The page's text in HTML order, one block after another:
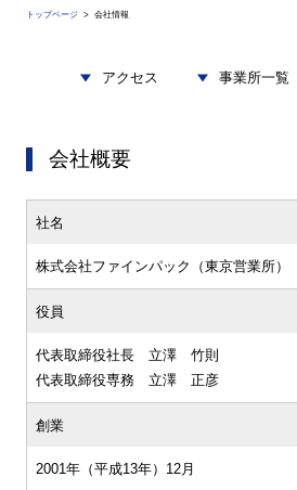
トップページ 会社情報
アクセス 事業所一覧
会社概要
社名
株式会社ファインパック（東京営業所）
役員
代表取締役社長 立澤 竹則
代表取締役専務 立澤 正彦
創業
2001年（平成13年）12月